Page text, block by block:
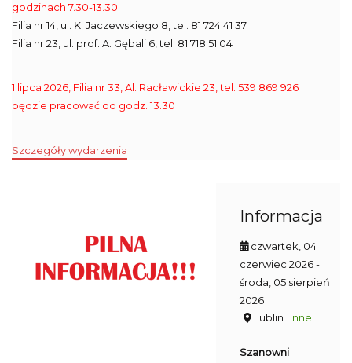
godzinach 7.30-13.30
Filia nr 14, ul. K. Jaczewskiego 8, tel. 81 724 41 37
Filia nr 23, ul. prof. A. Gębali 6, tel. 81 718 51 04
1 lipca 2026, Filia nr 33, Al. Racławickie 23, tel. 539 869 926
będzie pracować do godz. 13.30
Szczegóły wydarzenia
Informacja
czwartek, 04
czerwiec 2026-
środa, 05 sierpień
2026
Lublin
Inne
Szanowni